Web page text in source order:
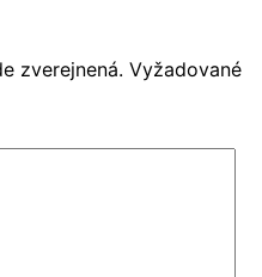
zverejnená. Vyžadované